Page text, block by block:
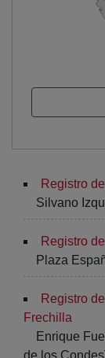
Registro
Silvano
Registro
Plaza
Registro
Frechilla
Enrique
de los